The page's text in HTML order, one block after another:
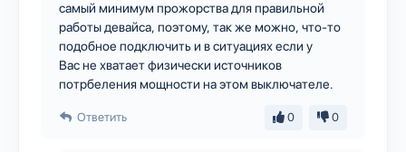
самый минимум прожорства для правильной
работы девайса, поэтому, так же можно, что-то
подобное подключить и в ситуациях если у
Вас не хватает физически источников
потрбеления мощности на этом выключателе.
Ответить 0 0